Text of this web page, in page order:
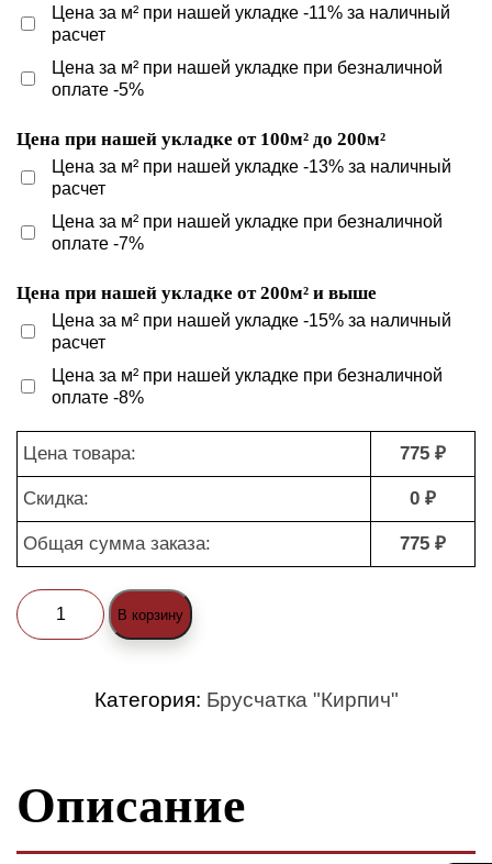
Цена за м² при нашей укладке -11% за наличный
расчет
Цена за м² при нашей укладке при безналичной
оплате -5%
Цена при нашей укладке от 100м² до 200м²
Цена за м² при нашей укладке -13% за наличный
расчет
Цена за м² при нашей укладке при безналичной
оплате -7%
Цена при нашей укладке от 200м² и выше
Цена за м² при нашей укладке -15% за наличный
расчет
Цена за м² при нашей укладке при безналичной
оплате -8%
Цена товара: 775 ₽
Скидка: 0 ₽
Общая сумма заказа: 775 ₽
Количество
товара
синяя
В корзину
Категория: Брусчатка "Кирпич"
Описание